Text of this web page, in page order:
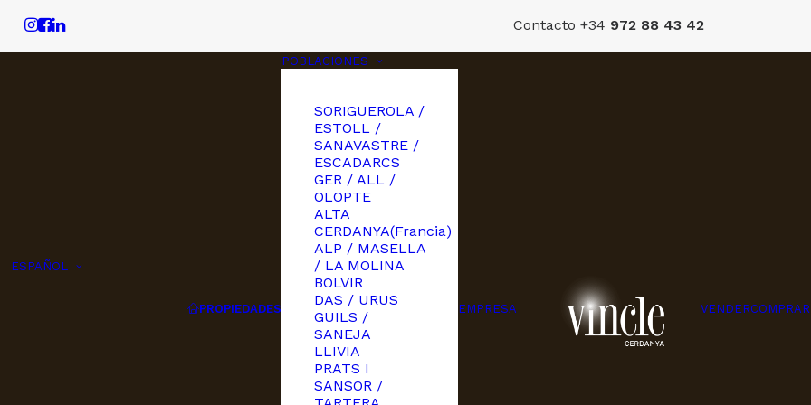
Contacto +34 972 88 43 42
ESPAÑOL
PROPIEDADES
POBLACIONES
SORIGUEROLA /
ESTOLL /
SANAVASTRE /
ESCADARCS
GER / ALL /
OLOPTE
ALTA
CERDANYA(Francia)
ALP / MASELLA
/ LA MOLINA
BOLVIR
DAS / URUS
GUILS /
SANEJA
LLIVIA
PRATS I
SANSOR /
EMPRESA VENDERCOMPRAR